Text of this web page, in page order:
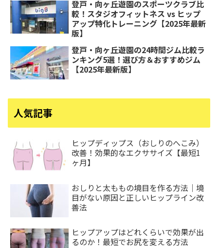
登戸・向ヶ丘遊園のスポーツクラブ比
較！スタジオフィットネス vs ヒップ
アップ特化トレーニング【2025年最新
版】
登戸・向ヶ丘遊園の24時間ジム比較ラ
ンキング5選！選び方＆おすすめジム
【2025年最新版】
人気記事
ヒップディップス（おしりのへこみ）
改善！効果的なエクササイズ【最短1
ヶ月】
おしりと太ももの境目を作る方法｜境
目がない原因と正しいヒップライン改
善法
ヒップアップはどれくらいで効果が出
るのか！最短でお尻を変える方法